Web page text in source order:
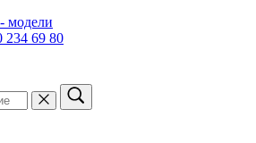
модели
234 69 80